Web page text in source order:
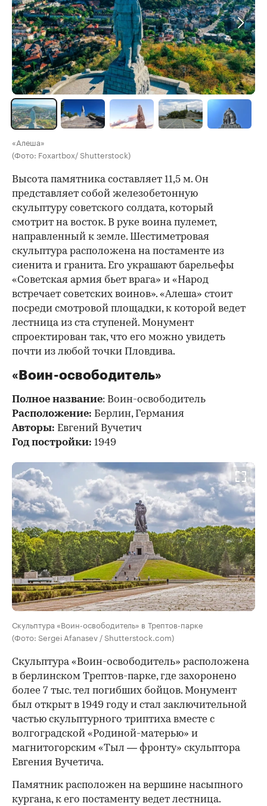
«Алеша»
(Фото: Foxartbox/ Shutterstock)
Высота памятника составляет 11,5 м. Он
представляет собой железобетонную
скульптуру советского солдата, который
смотрит на восток. В руке воина пулемет,
направленный к земле. Шестиметровая
скульптура расположена на постаменте из
сиенита и гранита. Его украшают барельефы
«Советская армия бьет врага» и «Народ
встречает советских воинов». «Алеша» стоит
посреди смотровой площадки, к которой ведет
лестница из ста ступеней. Монумент
спроектирован так, что его можно увидеть
почти из любой точки Пловдива.
«Воин-освободитель»
Полное название: Воин-освободитель
Расположение: Берлин, Германия
Авторы: Евгений Вучетич
Год постройки: 1949
Скульптура «Воин-освободитель» в Трептов-парке
(Фото: Sergei Afanasev / Shutterstock.com)
Скульптура «Воин-освободитель» расположена
в берлинском Трептов-парке, где захоронено
более 7 тыс. тел погибших бойцов. Монумент
был открыт в 1949 году и стал заключительной
частью скульптурного триптиха вместе с
волгоградской «Родиной-матерью» и
магнитогорским «Тыл — фронту» скульптора
Евгения Вучетича.
Памятник расположен на вершине насыпного
кургана, к его постаменту ведет лестница.